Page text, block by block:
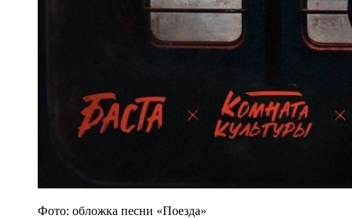
Фото: обложка песни «Поезда»